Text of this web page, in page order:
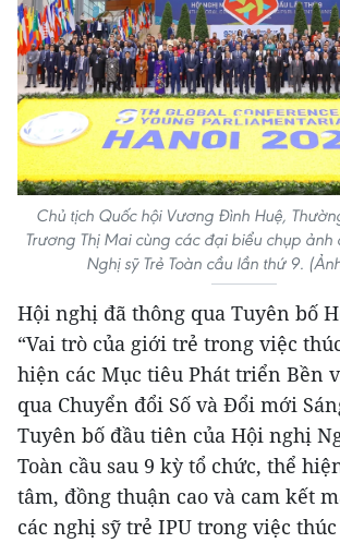
Chủ tịch Quốc hội Vương Đình Huệ,
Trương Thị Mai cùng các đại biểu chụp ảnh
Nghị sỹ Trẻ Toàn cầu lần thứ 9.
Hội nghị đã thông qua Tuyên bố
“Vai trò của giới trẻ trong việc
hiện các Mục tiêu Phát triển Bền
qua Chuyển đổi Số và Đổi mới
Tuyên bố đầu tiên của Hội nghị
Toàn cầu sau 9 kỳ tổ chức, thể
tâm, đồng thuận cao và cam kết
các nghị sỹ trẻ IPU trong việc